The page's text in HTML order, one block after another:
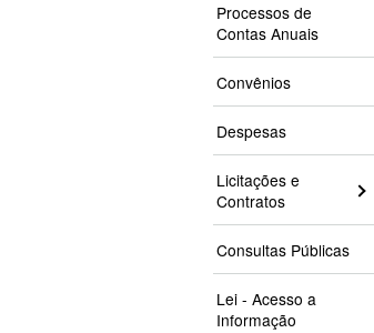
Processos de
Contas Anuais
Convênios
Despesas
Licitações e
Contratos
Consultas Públicas
Lei - Acesso a
Informação